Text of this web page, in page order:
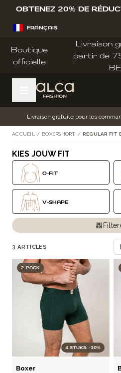
Allez au contenu
OBTENEZ 20% DE
Boutique
officielle
Livraison
partir de
FRANÇAIS
Livraison gratuite pour les
Passer à la liste des
ACCUEIL / BOXERSHORT / REGULAR FIT
KIES JOUW FIT
O-FIT
V-SHAPE
3 ARTICLES
2-PACK
4 STUKS: -10%
Boxer